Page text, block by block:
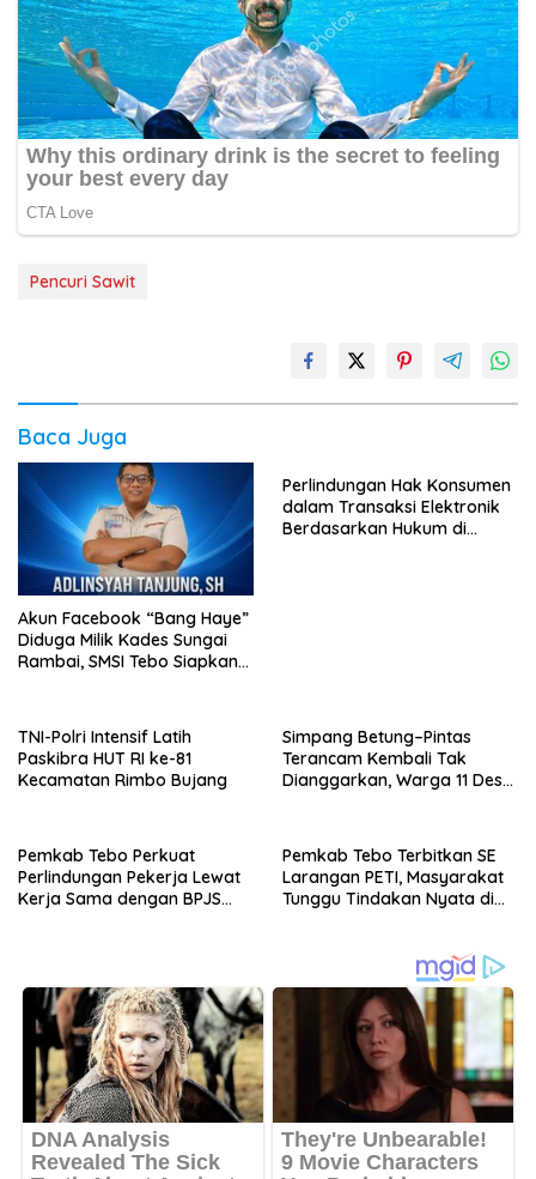
Pencuri Sawit
Baca Juga
Akun Facebook “Bang Haye”
Diduga Milik Kades Sungai
Rambai, SMSI Tebo Siapkan
Perlindungan Hak Konsumen
dalam Transaksi Elektronik
Berdasarkan Hukum di
TNI-Polri Intensif Latih
Paskibra HUT RI ke-81
Kecamatan Rimbo Bujang
Simpang Betung–Pintas
Terancam Kembali Tak
Dianggarkan, Warga 11 Desa
Pemkab Tebo Perkuat
Perlindungan Pekerja Lewat
Kerja Sama dengan BPJS
Pemkab Tebo Terbitkan SE
Larangan PETI, Masyarakat
Tunggu Tindakan Nyata di